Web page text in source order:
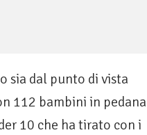
sia dal punto di vista
112 bambini in pedana
10 che ha tirato con i